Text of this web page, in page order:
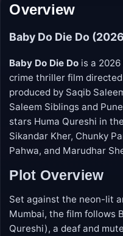
Overview
Baby Do Die Do
Baby Do Die Do is a
crime thriller film
produced by Saqib
Saleem Siblings and
stars Huma Qureshi in
Sikandar Kher, Chunky
Pahwa, and Marudhar
Plot Overview
Set against the neon-lit
Mumbai, the film follows
Qureshi), a deaf and